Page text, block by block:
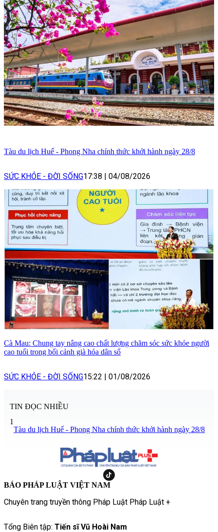
Tàu du lịch Huế - Phong Nha chính thức khởi hành ngày 28/8
SỨC KHỎE - ĐỜI SỐNG17:38 04/08/2026
Cà Mau: Chung tay nâng cao chất lượng chăm sóc sức khỏe người
cao tuổi trong bối cảnh già hóa dân số
SỨC KHỎE - ĐỜI SỐNG15:22 01/08/2026
TIN ĐỌC NHIỀU
1
Tàu du lịch Huế - Phong Nha chính thức khởi hành ngày 28/8
BÁO PHÁP LUẬT VIỆT NAM
Chuyên trang truyền thông Pháp Luật Pháp Luật +
Tổng Biên tập: Tiến sĩ Vũ Hoài Nam